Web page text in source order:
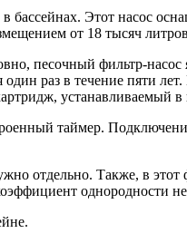
бассейнах. Этот насос
от 18 тысяч
песочный фильтр-насос
раз в течение пяти
устанавливаемый
таймер.
отдельно. Также, в этот
однородности